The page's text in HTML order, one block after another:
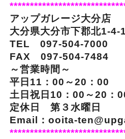
アップガレージ大分
大分県大分市下郡北1-4-
TEL 097-504-7000
FAX 097-504-7484
～営業時間～
平日11：00～20：00
土日祝日10：00～20：
定休日 第３水曜日
Email：ooita-